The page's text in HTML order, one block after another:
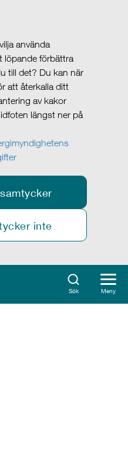
använda
löpande förbättra
till det? Du kan när
att återkalla ditt
av kakor
längst ner på
inte
Sök Meny